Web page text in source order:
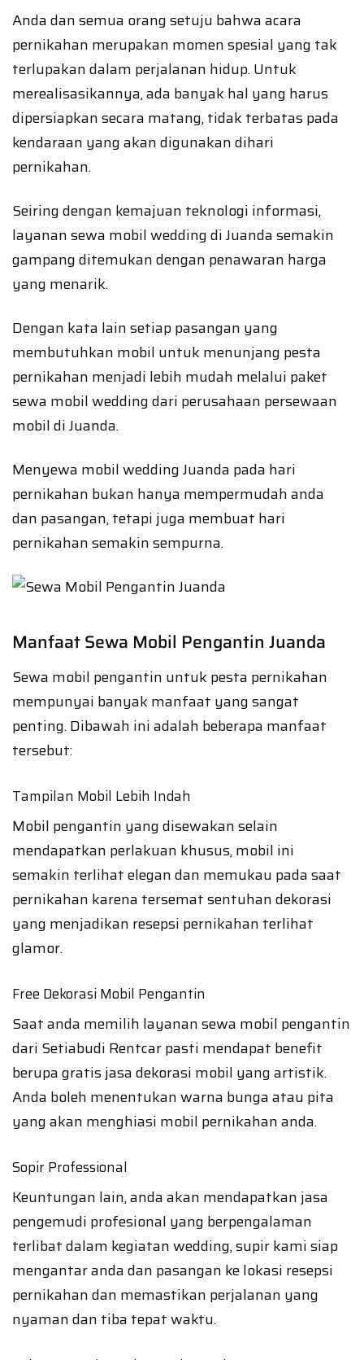
Anda dan semua orang setuju bahwa acara
pernikahan merupakan momen spesial yang tak
terlupakan dalam perjalanan hidup. Untuk
merealisasikannya, ada banyak hal yang harus
dipersiapkan secara matang, tidak terbatas pada
kendaraan yang akan digunakan dihari
pernikahan.
Seiring dengan kemajuan teknologi informasi,
layanan sewa mobil wedding di Juanda semakin
gampang ditemukan dengan penawaran harga
yang menarik.
Dengan kata lain setiap pasangan yang
membutuhkan mobil untuk menunjang pesta
pernikahan menjadi lebih mudah melalui paket
sewa mobil wedding dari perusahaan persewaan
mobil di Juanda.
Menyewa mobil wedding Juanda pada hari
pernikahan bukan hanya mempermudah anda
dan pasangan, tetapi juga membuat hari
pernikahan semakin sempurna.
Manfaat Sewa Mobil Pengantin Juanda
Sewa mobil pengantin untuk pesta pernikahan
mempunyai banyak manfaat yang sangat
penting. Dibawah ini adalah beberapa manfaat
tersebut:
Tampilan Mobil Lebih Indah
Mobil pengantin yang disewakan selain
mendapatkan perlakuan khusus, mobil ini
semakin terlihat elegan dan memukau pada saat
pernikahan karena tersemat sentuhan dekorasi
yang menjadikan resepsi pernikahan terlihat
glamor.
Free Dekorasi Mobil Pengantin
Saat anda memilih layanan sewa mobil pengantin
dari Setiabudi Rentcar pasti mendapat benefit
berupa gratis jasa dekorasi mobil yang artistik.
Anda boleh menentukan warna bunga atau pita
yang akan menghiasi mobil pernikahan anda.
Sopir Professional
Keuntungan lain, anda akan mendapatkan jasa
pengemudi profesional yang berpengalaman
terlibat dalam kegiatan wedding, supir kami siap
mengantar anda dan pasangan ke lokasi resepsi
pernikahan dan memastikan perjalanan yang
nyaman dan tiba tepat waktu.